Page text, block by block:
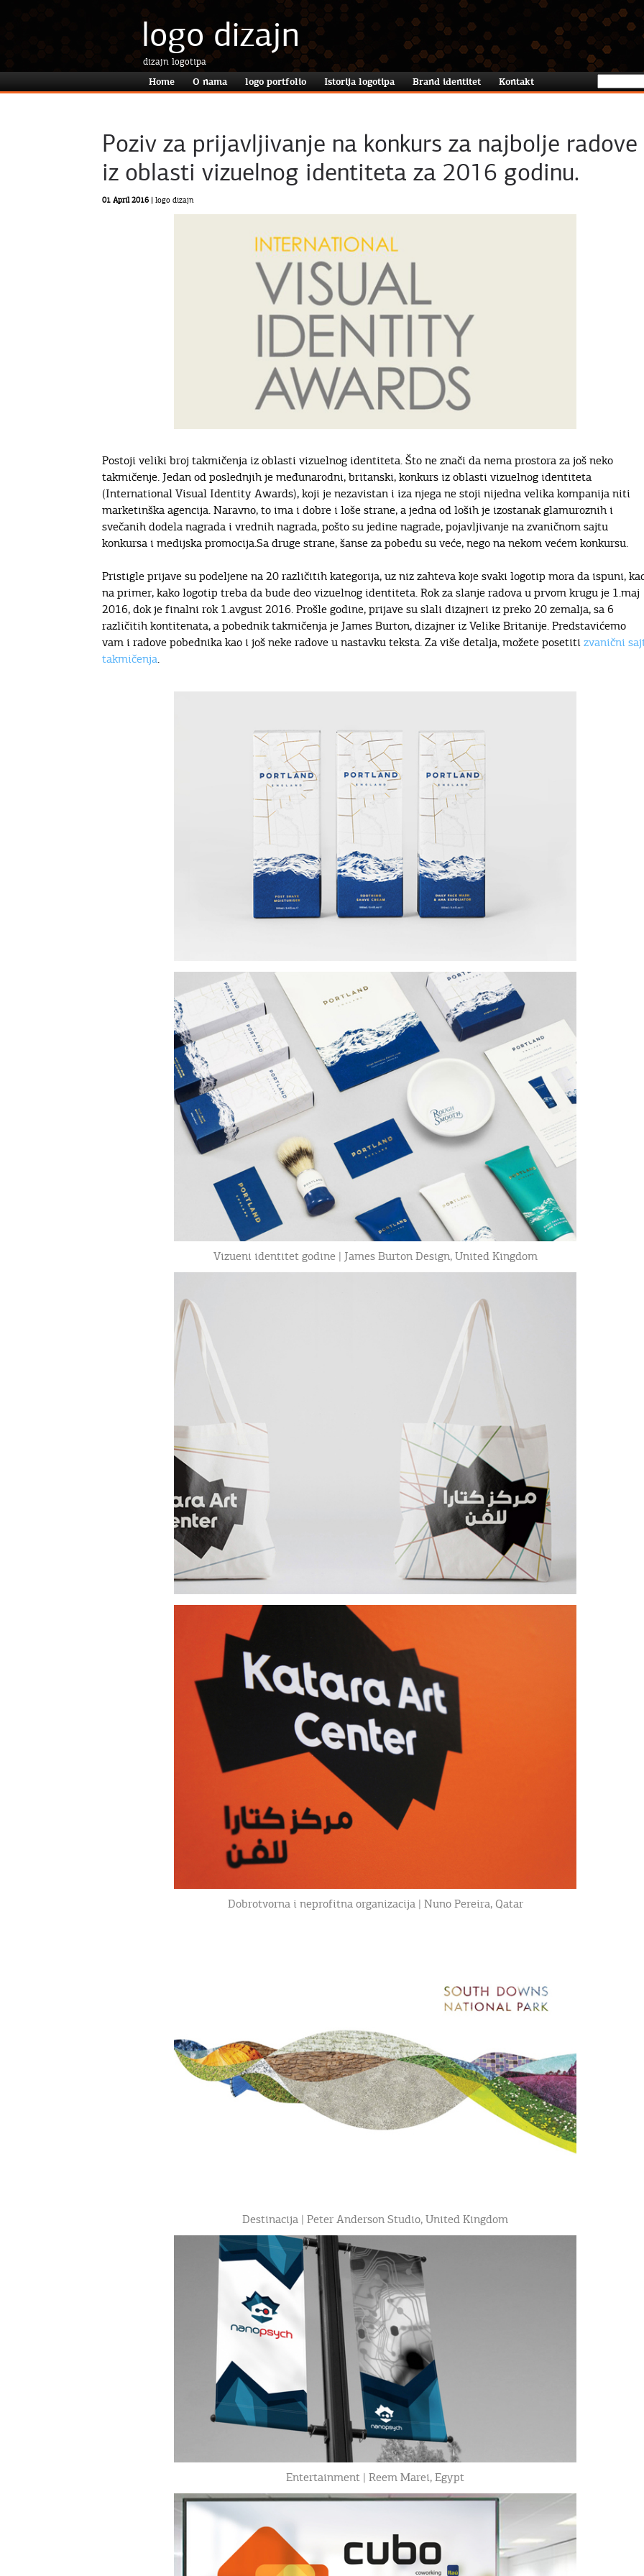
logo dizajn
dizajn logotipa
Home O nama logo portfolio Istorija logotipa Brand identitet Kontakt
Poziv za prijavljivanje na konkurs za najbolje radove
iz oblasti vizuelnog identiteta za 2016 godinu.
01 April 2016 | logo dizajn
Postoji veliki broj takmičenja iz oblasti vizuelnog identiteta. Što ne znači da nema prostora za još neko
takmičenje. Jedan od poslednjih je međunarodni, britanski, konkurs iz oblasti vizuelnog identiteta
(International Visual Identity Awards), koji je nezavistan i iza njega ne stoji nijedna velika kompanija niti
marketinška agencija. Naravno, to ima i dobre i loše strane, a jedna od loših je izostanak glamuroznih i
svečanih dodela nagrada i vrednih nagrada, pošto su jedine nagrade, pojavljivanje na zvaničnom sajtu
konkursa i medijska promocija.Sa druge strane, šanse za pobedu su veće, nego na nekom većem konkursu.
Pristigle prijave su podeljene na 20 različitih kategorija, uz niz zahteva koje svaki logotip mora da ispuni,
na primer, kako logotip treba da bude deo vizuelnog identiteta. Rok za slanje radova u prvom krugu je 1.maj
2016, dok je finalni rok 1.avgust 2016. Prošle godine, prijave su slali dizajneri iz preko 20 zemalja, sa 6
različitih kontitenata, a pobednik takmičenja je James Burton, dizajner iz Velike Britanije. Predstavićemo
vam i radove pobednika kao i još neke radove u nastavku teksta. Za više detalja, možete posetiti zvanični
takmičenja.
Vizueni identitet godine | James Burton Design, United Kingdom
Dobrotvorna i neprofitna organizacija | Nuno Pereira, Qatar
Destinacija | Peter Anderson Studio, United Kingdom
Entertainment | Reem Marei, Egypt